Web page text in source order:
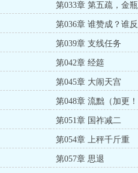
第033章 第五疏，金
第036章 谁赞成？谁
第039章 支线任务
第042章 经筵
第045章 大闹天宫
第048章 流黜（加更！
第051章 国祚减二
第054章 上秤千斤重
第057章 思退